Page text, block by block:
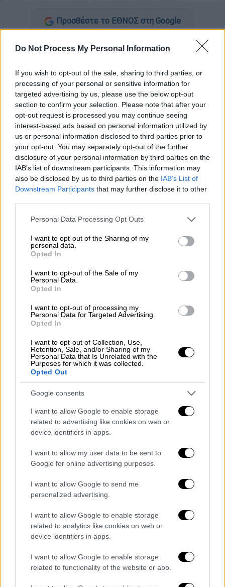
Do Not Process My Personal Information
If you wish to opt-out of the sale, sharing to third parties, or
processing of your personal or sensitive information for
targeted advertising by us, please use the below opt-out
section to confirm your selection. Please note that after your
opt-out request is processed you may continue seeing
interest-based ads based on personal information utilized by
us or personal information disclosed to third parties prior to
your opt-out. You may separately opt-out of the further
disclosure of your personal information by third parties on the
IAB’s list of downstream participants. This information may
also be disclosed by us to third parties on the IAB’s List of
Downstream Participants that may further disclose it to other
Please note that this website/app uses one or more Google
not limited to your visit or usage behaviour. You may click to
grant or deny consent to Google and its third-party tags to
use your data for below specified purposes in below Google
consent section.
Personal Data Processing Opt Outs
I want to opt-out of the Sharing of my
personal data.
Opted In
I want to opt-out of the Sale of my
Personal Data.
Opted In
I want to opt-out of processing my
Personal Data for Targeted Advertising.
Opted In
I want to opt-out of Collection, Use,
Retention, Sale, and/or Sharing of my
Personal Data that Is Unrelated with the
Purposes for which it was collected.
Opted Out
Google consents
I want to allow Google to enable storage
related to advertising like cookies on web or
device identifiers in apps.
I want to allow my user data to be sent to
Google for online advertising purposes.
I want to allow Google to send me
personalized advertising.
I want to allow Google to enable storage
related to analytics like cookies on web or
device identifiers in apps.
I want to allow Google to enable storage
related to functionality of the website or app.
Προσθέστε το ΕΘΝΟΣ στη Google
Δεν μπορεί να κρύψει την χαρά του ο
της υγείας του παιδιού του, το οποίο
πυροβολήθηκε στο κεφάλι τα ξημερώματα
της3ης Αυγούστουκαι έκτοτε δίνει μάχη
στοΒενιζέλειο ΝοσοκομείοΗρακλείου
«Ο Νίκος έγραψε το όνομά του! Ζούμε ένα
θαύμα» είπε μιλώντας στοCretalive, ο
πατέρας του, ο οποίος βρέθηκε το πρωί της
Τρίτης στο Δικαστικό Μέγαρο Ηρακλείου,
μαζί με τονδικηγόροτης οικογένειαςΑλέξη
Σύμφωνα με όσα μας ανέφερε ο
πατέρας του
Νίκου, ο οποίος συνεχίζει να νοσηλεύεται
Νευροχειρουργική Κλινική του
Βενιζελείου, η μεγάλη χαρά τους έχει να
κάνει με το γεγονός ότι η αντιληπτική
ικανότητα του νεαρού είναι όπως και πριν
τον μοιραίοπυροβολισμό!
, Αλέξης
Κούγιας, όπως είχε προαναγγείλει, βρέθηκε
Ηρακλείου προκειμένου να δηλώσει
παράσταση προς υποστήριξη κατηγορίας.
Αφού παρέλαβε και την δικογραφία,
αποχώρησε χωρίς να κάνει δήλωση.
πυροβόλησε τονΝίκο, κρίθηκε προσωρινά
κρατούμενος μετά την απολογία του την